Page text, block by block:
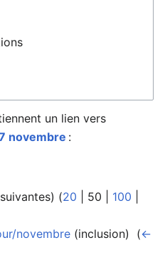
un lien vers
novembre :
) (20 50 100
novembre (inclusion) ‎ (←